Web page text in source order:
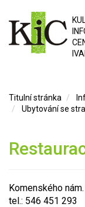
Titulní stránka
Ubytování se
Komenského
tel.: 546 451 293